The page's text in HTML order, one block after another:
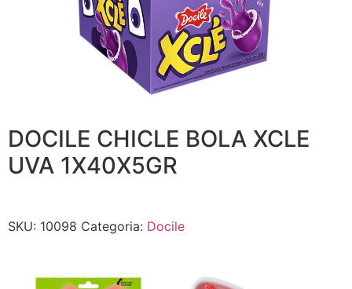
DOCILE CHICLE BOLA XCLE
UVA 1X40X5GR
SKU: 10098 Categoria: Docile